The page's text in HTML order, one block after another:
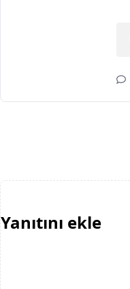
Yanıtını ekle